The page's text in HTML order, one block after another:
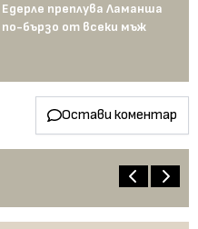
Едерле преплува Ламанша
по-бързо от всеки мъж
Остави коментар